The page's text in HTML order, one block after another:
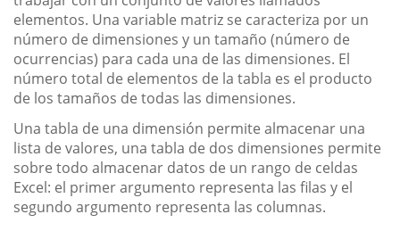
elementos. Una variable matriz se caracteriza por un
número de dimensiones y un tamaño (número de
ocurrencias) para cada una de las dimensiones. El
número total de elementos de la tabla es el producto
de los tamaños de todas las dimensiones.
Una tabla de una dimensión permite almacenar una
lista de valores, una tabla de dos dimensiones permite
sobre todo almacenar datos de un rango de celdas
Excel: el primer argumento representa las filas y el
segundo argumento representa las columnas.